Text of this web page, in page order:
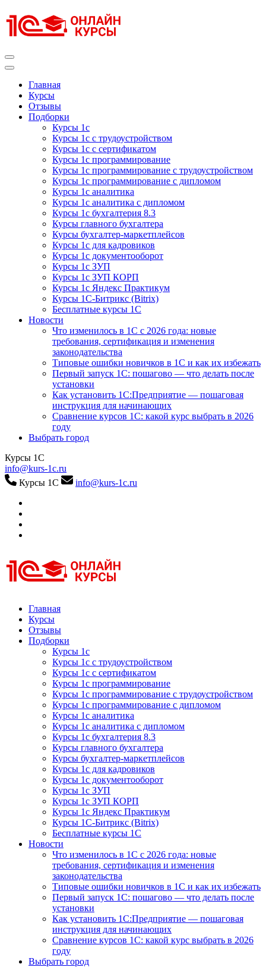
к
содержимому
Главная
Курсы
Отзывы
Подборки
Курсы 1с
Курсы 1с с трудоустройством
Курсы 1с с сертификатом
Курсы 1с программирование
Курсы 1с программирование с трудоустройством
Курсы 1с программирование с дипломом
Курсы 1с аналитика
Курсы 1с аналитика с дипломом
Курсы 1с бухгалтерия 8.3
Курсы главного бухгалтера
Курсы бухгалтер-маркетплейсов
Курсы 1с для кадровиков
Курсы 1с документооборот
Курсы 1с ЗУП
Курсы 1с ЗУП КОРП
Курсы 1с Яндекс Практикум
Курсы 1С-Битрикс (Bitrix)
Бесплатные курсы 1С
Новости
Что изменилось в 1С с 2026 года: новые
требования, сертификация и изменения
законодательства
Типовые ошибки новичков в 1С и как их избежать
Первый запуск 1С: пошагово — что делать после
установки
Как установить 1С:Предприятие — пошаговая
инструкция для начинающих
Сравнение курсов 1С: какой курс выбрать в 2026
году
Выбрать город
Курсы 1С
info@kurs-1c.ru
Курсы 1С
info@kurs-1c.ru
Курсы 1С
Курсы 1С официальная сертификация
Главная
Курсы
Отзывы
Подборки
Курсы 1с
Курсы 1с с трудоустройством
Курсы 1с с сертификатом
Курсы 1с программирование
Курсы 1с программирование с трудоустройством
Курсы 1с программирование с дипломом
Курсы 1с аналитика
Курсы 1с аналитика с дипломом
Курсы 1с бухгалтерия 8.3
Курсы главного бухгалтера
Курсы бухгалтер-маркетплейсов
Курсы 1с для кадровиков
Курсы 1с документооборот
Курсы 1с ЗУП
Курсы 1с ЗУП КОРП
Курсы 1с Яндекс Практикум
Курсы 1С-Битрикс (Bitrix)
Бесплатные курсы 1С
Новости
Что изменилось в 1С с 2026 года: новые
требования, сертификация и изменения
законодательства
Типовые ошибки новичков в 1С и как их избежать
Первый запуск 1С: пошагово — что делать после
установки
Как установить 1С:Предприятие — пошаговая
инструкция для начинающих
Сравнение курсов 1С: какой курс выбрать в 2026
году
Выбрать город